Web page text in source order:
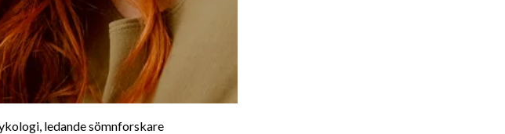
ledande sömnforskare